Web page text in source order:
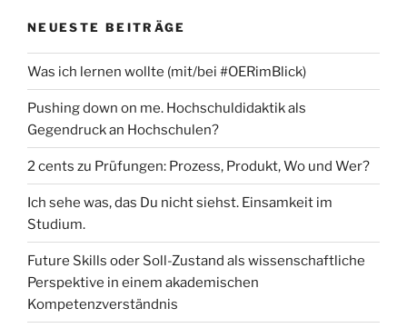
NEUESTE BEITRÄGE
Was ich lernen wollte (mit/bei #OERimBlick)
Pushing down on me. Hochschuldidaktik als
Gegendruck an Hochschulen?
2 cents zu Prüfungen: Prozess, Produkt, Wo und Wer?
Ich sehe was, das Du nicht siehst. Einsamkeit im
Studium.
Future Skills oder Soll-Zustand als wissenschaftliche
Perspektive in einem akademischen
Kompetenzverständnis